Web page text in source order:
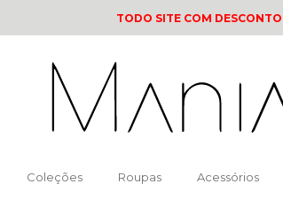
TODO SITE COM DESCONTO
Coleções Roupas Acessórios